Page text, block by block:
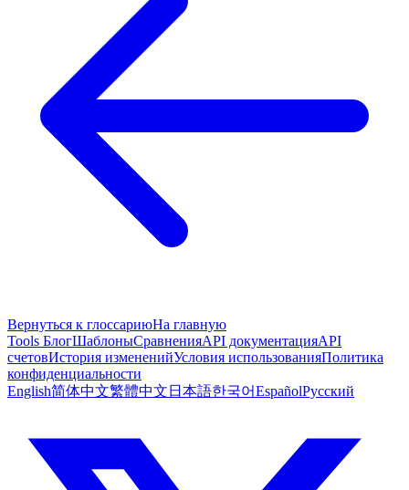
Вернуться к глоссариюНа главную
Tools БлогШаблоныСравненияAPI документацияAPI
счетовИстория измененийУсловия использованияПолитика
конфиденциальности
English简体中文繁體中文 日本語한국어EspañolРусский